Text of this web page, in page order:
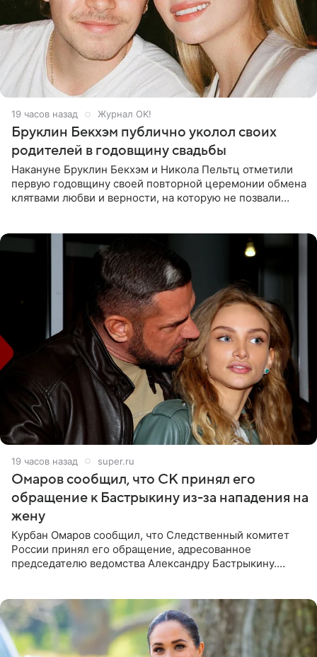
19 часов назад Журнал OK!
Бруклин Бекхэм публично уколол своих
родителей в годовщину свадьбы
Накануне Бруклин Бекхэм и Никола Пельтц отметили
первую годовщину своей повторной церемонии обмена
клятвами любви и верности, на которую не позвали
19 часов назад super.ru
Омаров сообщил, что СК принял его
обращение к Бастрыкину из-за нападения на
жену
Курбан Омаров сообщил, что Следственный комитет
России принял его обращение, адресованное
председателю ведомства Александру Бастрыкину.